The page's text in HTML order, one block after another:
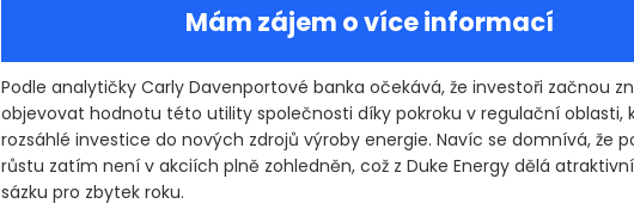
Mám zájem o více informací
Podle analytičky Carly Davenportové banka očekává, že investoři začnou
objevovat hodnotu této utility společnosti díky pokroku v regulační oblasti,
rozsáhlé investice do nových zdrojů výroby energie. Navíc se domnívá, že
růstu zatím není v akciích plně zohledněn, což z Duke Energy dělá
sázku pro zbytek roku.